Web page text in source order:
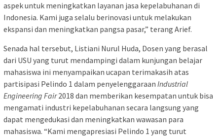
aspek untuk meningkatkan layanan jasa kepelabuhanan di
Indonesia. Kami juga selalu berinovasi untuk melakukan
ekspansi dan meningkatkan pangsa pasar,” terang Arief.
Senada hal tersebut, Listiani Nurul Huda, Dosen yang berasal
dari USU yang turut mendampingi dalam kunjungan belajar
mahasiswa ini menyampaikan ucapan terimakasih atas
partisipasi Pelindo 1 dalam penyelenggaraan Industrial
Engineering Fair2018 dan memberikan kesempatan untuk bisa
mengamati industri kepelabuhanan secara langsung yang
dapat mengedukasi dan meningkatkan wawasan para
mahasiswa. “Kami mengapresiasi Pelindo 1 yang turut